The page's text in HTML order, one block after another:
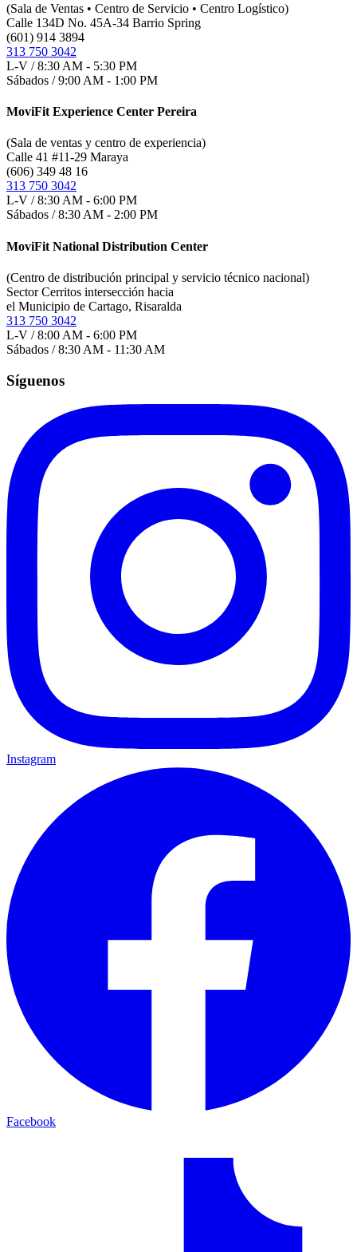
(Sala de Ventas • Centro de Servicio • Centro Logístico)
Calle 134D No. 45A-34 Barrio Spring
(601) 914 3894
313 750 3042
L-V / 8:30 AM - 5:30 PM
Sábados / 9:00 AM - 1:00 PM
MoviFit Experience Center Pereira
(Sala de ventas y centro de experiencia)
Calle 41 #11-29 Maraya
(606) 349 48 16
313 750 3042
L-V / 8:30 AM - 6:00 PM
Sábados / 8:30 AM - 2:00 PM
MoviFit National Distribution Center
(Centro de distribución principal y servicio técnico nacional)
Sector Cerritos intersección hacia
el Municipio de Cartago, Risaralda
313 750 3042
L-V / 8:00 AM - 6:00 PM
Sábados / 8:30 AM - 11:30 AM
Síguenos
Instagram
Facebook